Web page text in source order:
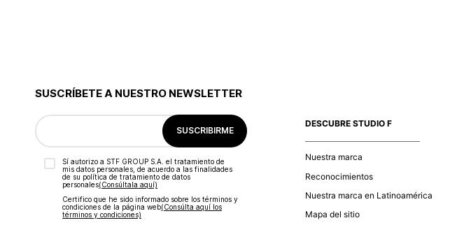
SUSCRÍBETE A NUESTRO NEWSLETTER
SUSCRIBIRME
Sí autorizo a STF GROUP S.A. el tratamiento de
mis datos personales, de acuerdo a las finalidades
de su política de tratamiento de datos
personales‎(Consúltala aquí)
Certifico que he sido informado sobre los términos y
condiciones de la página web‎(Consúlta aquí los
términos y condiciones)
DESCUBRE STUDIO F
Nuestra marca
Reconocimientos
Nuestra marca en Latinoamérica
Mapa del sitio